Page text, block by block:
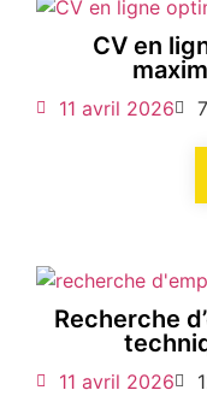
CV en
11 avril 2026
Recherche
11 avril 2026